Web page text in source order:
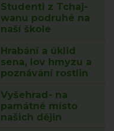
Studenti z Tchaj-
wanu podruhé na
naší škole
Hrabání a úklid
sena, lov hmyzu a
poznávání rostlin
Vyšehrad- na
památné místo
našich dějin